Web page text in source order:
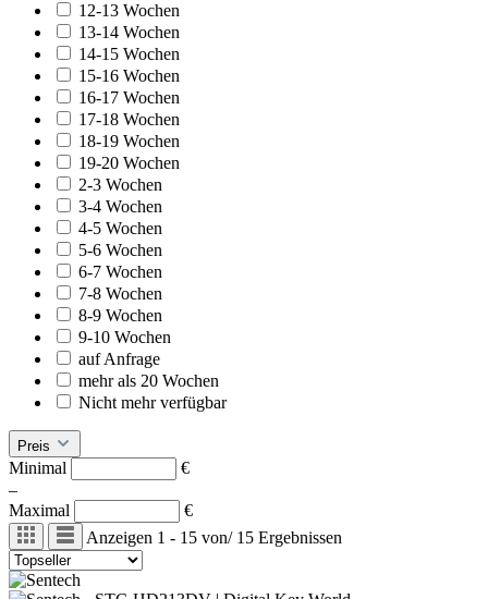
12-13 Wochen
13-14 Wochen
14-15 Wochen
15-16 Wochen
16-17 Wochen
17-18 Wochen
18-19 Wochen
19-20 Wochen
2-3 Wochen
3-4 Wochen
4-5 Wochen
5-6 Wochen
6-7 Wochen
7-8 Wochen
8-9 Wochen
9-10 Wochen
auf Anfrage
mehr als 20 Wochen
Nicht mehr verfügbar
Preis
Minimal
€
–
Maximal
€
Anzeigen 1 - 15 von/15 Ergebnissen